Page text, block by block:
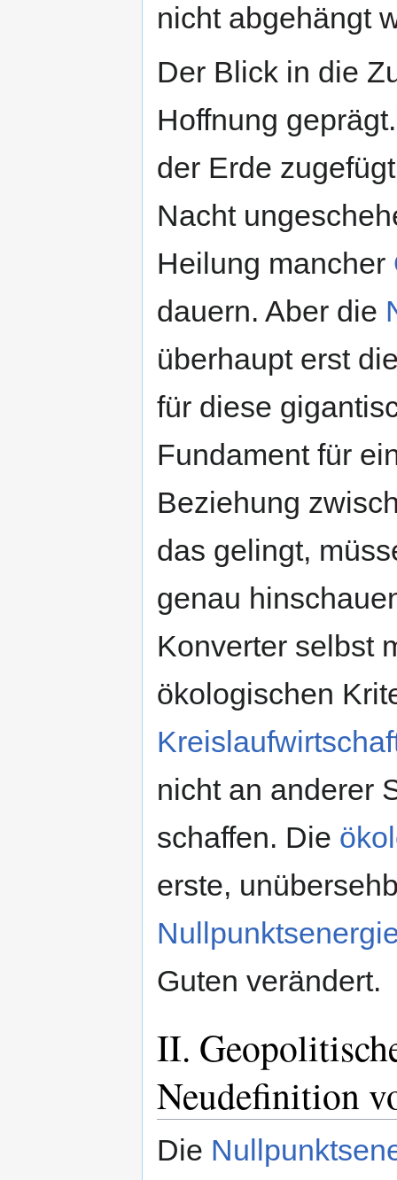
nicht abgehängt
Der Blick in die
Hoffnung
der Erde
Nacht
Heilung mancher
dauern. Aber die
überhaupt erst
für diese
Fundament für
Beziehung
das gelingt,
genau
Konverter selbst
ökologischen
nicht an anderer
schaffen. Die
erste,
Guten verändert.
II.
Neudefinition
Die